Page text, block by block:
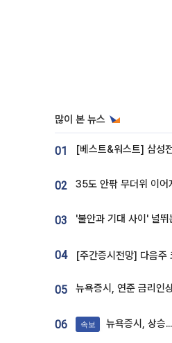
많이 본 뉴스
01
02
03
04
05
06 속보 뉴욕증시, 상승